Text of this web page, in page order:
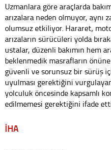
Uzmanlara göre araçlarda
arızalara neden olmuyor, aynı
olumsuz etkiliyor. Hararet,
arızaların sürücüleri yolda
ustalar, düzenli bakımın hem
beklenmedik masrafların
güvenli ve sorunsuz bir sürüş
uyulması gerektiğini
yolculuk öncesinde kapsamlı
edilmemesi gerektiğini ifade
İHA